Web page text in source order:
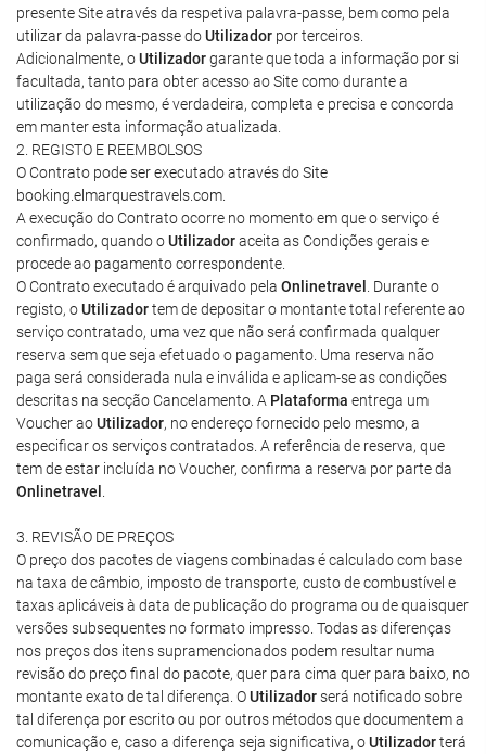
presente Site através da respetiva palavra-passe, bem como pela
utilizar da palavra-passe doUtilizador por terceiros.
Adicionalmente, oUtilizadorgarante que toda a informação por si
facultada, tanto para obter acesso ao Site como durante a
utilização do mesmo, é verdadeira, completa e precisa e concorda
em manter esta informação atualizada.
2. REGISTO E REEMBOLSOS
O Contrato pode ser executado através do Site
booking.elmarquestravels.com.
A execução do Contrato ocorre no momento em que o serviço é
confirmado, quando oUtilizadoraceita as Condições gerais e
procede ao pagamento correspondente.
O Contrato executado é arquivado pela Onlinetravel
. Durante o
registo, oUtilizadortem de depositar o montante total referente ao
serviço contratado, uma vez que não será confirmada qualquer
reserva sem que seja efetuado o pagamento. Uma reserva não
paga será considerada nula e inválida e aplicam-se as condições
descritas na secção Cancelamento. A Plataforma entrega um
Voucher aoUtilizador, no endereço fornecido pelo mesmo, a
especificar os serviços contratados. A referência de reserva, que
tem de estar incluída no Voucher, confirma a reserva por parte da
Onlinetravel
3. REVISÃO DE PREÇOS
O preço dos pacotes de viagens combinadas é calculado com base
na taxa de câmbio, imposto de transporte, custo de combustível e
taxas aplicáveis à data de publicação do programa ou de quaisquer
versões subsequentes no formato impresso. Todas as diferenças
nos preços dos itens supramencionados podem resultar numa
revisão do preço final do pacote, quer para cima quer para baixo, no
montante exato de tal diferença. OUtilizadorserá notificado sobre
tal diferença por escrito ou por outros métodos que documentem a
comunicação e, caso a diferença seja significativa, oUtilizadorterá